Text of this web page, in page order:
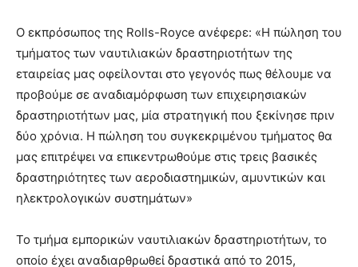
Ο εκπρόσωπος της Rolls-Royce ανέφερε: «Η πώληση του
τμήματος των ναυτιλιακών δραστηριοτήτων της
εταιρείας μας οφείλονται στο γεγονός πως θέλουμε να
προβούμε σε αναδιαμόρφωση των επιχειρησιακών
δραστηριοτήτων μας, μία στρατηγική που ξεκίνησε πριν
δύο χρόνια. Η πώληση του συγκεκριμένου τμήματος θα
μας επιτρέψει να επικεντρωθούμε στις τρεις βασικές
δραστηριότητες των αεροδιαστημικών, αμυντικών και
ηλεκτρολογικών συστημάτων»
Το τμήμα εμπορικών ναυτιλιακών δραστηριοτήτων, το
οποίο έχει αναδιαρθρωθεί δραστικά από το 2015,